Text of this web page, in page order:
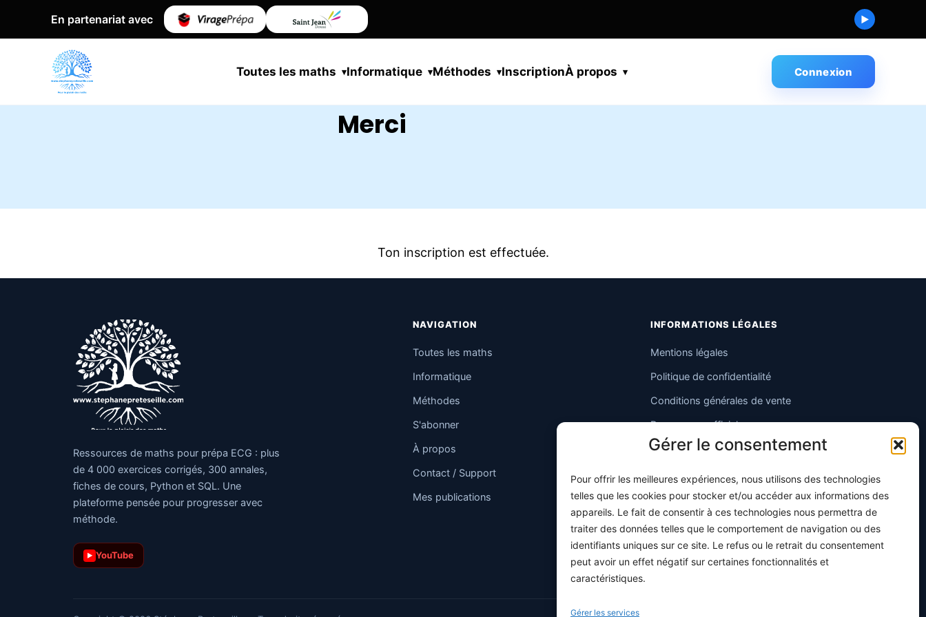
Gérer le consentement
Pour offrir les meilleures expériences, nous utilisons des technologies
telles que les cookies pour stocker et/ou accéder aux informations des
appareils. Le fait de consentir à ces technologies nous permettra de
traiter des données telles que le comportement de navigation ou des
identifiants uniques sur ce site. Le refus ou le retrait du consentement
peut avoir un effet négatif sur certaines fonctionnalités et
caractéristiques.
Gérer les services
En partenariat avec ▶
Toutes les maths Informatique Méthodes InscriptionÀ propos Connexion
Merci
Ton inscription est effectuée.
Ressources de maths pour prépa ECG : plus
de 4 000 exercices corrigés, 300 annales,
fiches de cours, Python et SQL. Une
plateforme pensée pour progresser avec
méthode.
▶ YouTube
NAVIGATION
Toutes les maths
Informatique
Méthodes
S'abonner
À propos
Contact / Support
Mes publications
INFORMATIONS LÉGALES
Mentions légales
Politique de confidentialité
Conditions générales de vente
Programme officiel